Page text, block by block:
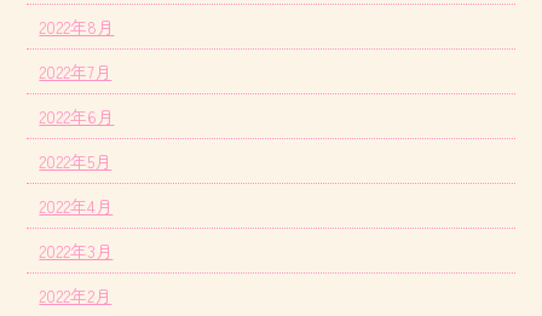
2022年8月
2022年7月
2022年6月
2022年5月
2022年4月
2022年3月
2022年2月